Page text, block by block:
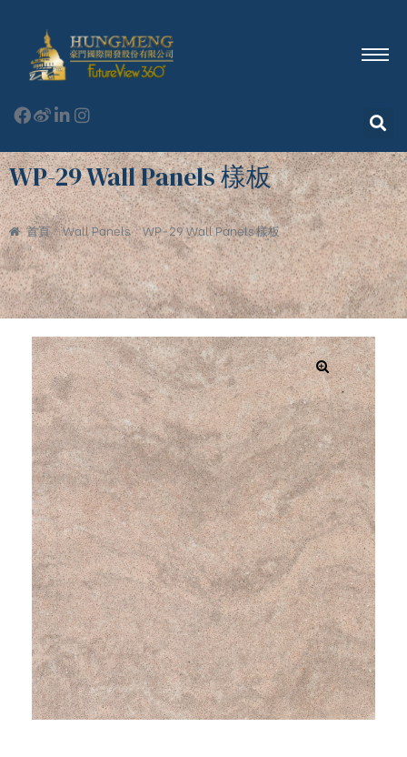
WP-29 Wall Panels 樣板
首頁 Wall Panels WP-29 Wall Panels 樣板